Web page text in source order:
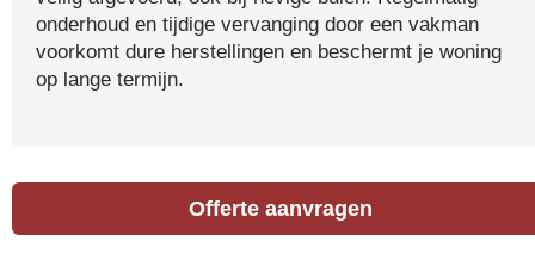
onderhoud en tijdige vervanging door een vakman
voorkomt dure herstellingen en beschermt je woning
op lange termijn.
Offerte aanvragen